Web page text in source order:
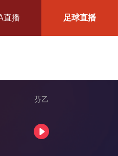
直播 足球直播
芬乙